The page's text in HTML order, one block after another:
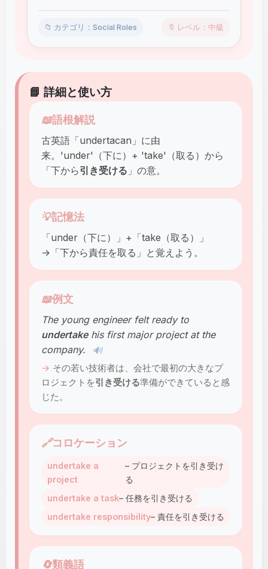
📁 カテゴリ：Social Roles 🔖 レベル：中級
📘 詳細と使い方
📖語根解説
古英語「undertacan」に由
来。'under'（下に）+ 'take'（取る）から
「下から引き受ける 」の意。
💡記憶法
「under（下に）」+「take（取る）」
→「下から責任を取る」と覚えよう。
📖例文
The young engineer felt ready to
undertakehis first major project at the
company.
🔊
その若い技術者は、会社で最初の大きなプ
ロジェクトを引き受ける準備ができていると感
じた。
🔗コロケーション
undertake a
project
– プロジェクトを引き受け
る
undertake a task– 任務を引き受ける
undertake responsibility– 責任を引き受ける
🔄類義語